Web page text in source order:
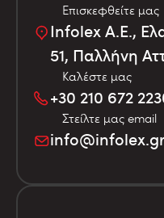
Επισκεφθείτε μας
Infolex Α.Ε.,
51, Παλλήνη
Καλέστε μας
+30 210 672
Στείλτε μας email